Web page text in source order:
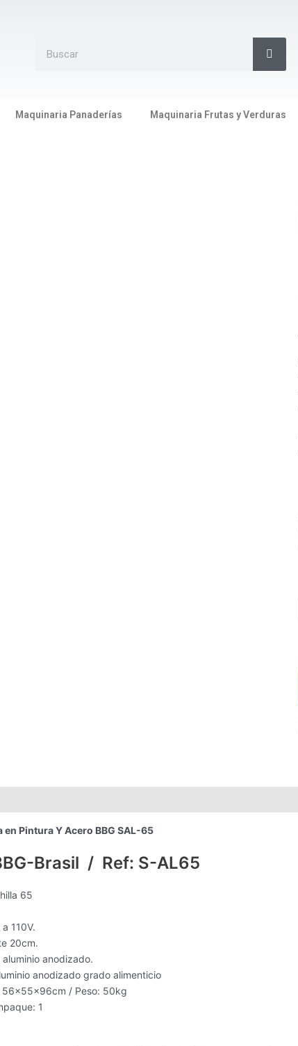
Maquinaria Panaderías Maquinaria Frutas y Verduras
en Pintura Y Acero BBG SAL-65
Brasil / Ref: S-AL65
65
110V.
20cm.
anodizado.
anodizado grado alimenticio
56x55x96cm / Peso: 50kg
1